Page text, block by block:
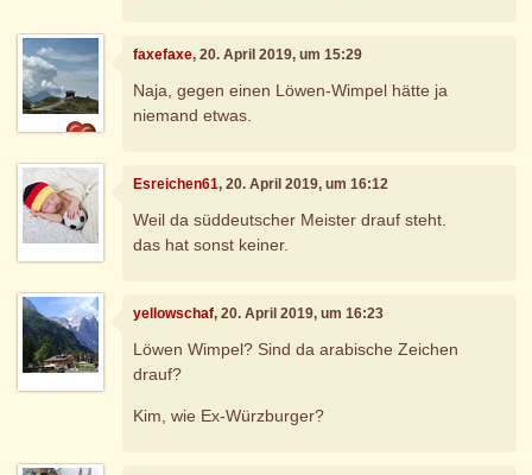
faxefaxe, 20. April 2019, um 15:29
Naja, gegen einen Löwen-Wimpel hätte ja
niemand etwas.
Esreichen61, 20. April 2019, um 16:12
Weil da süddeutscher Meister drauf steht.
das hat sonst keiner.
yellowschaf, 20. April 2019, um 16:23
Löwen Wimpel? Sind da arabische Zeichen
drauf?
Kim, wie Ex-Würzburger?